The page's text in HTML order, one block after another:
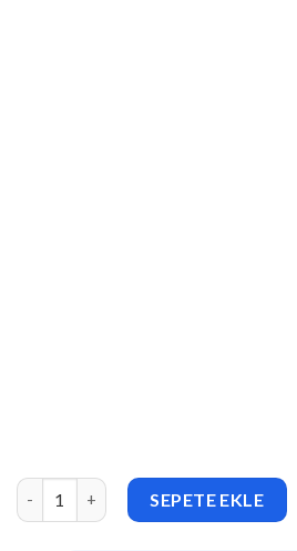
Eva v1.9.9.91 Fashion WooCommerce
SEPETE EKLE